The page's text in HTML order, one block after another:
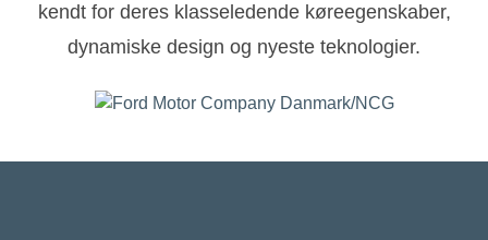
kendt for deres klasseledende køreegenskaber,
dynamiske design og nyeste teknologier.